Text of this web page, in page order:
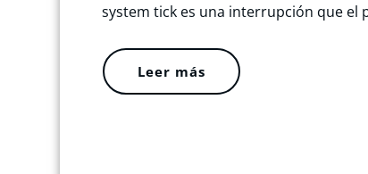
system tick es una interrupción que
Leer más